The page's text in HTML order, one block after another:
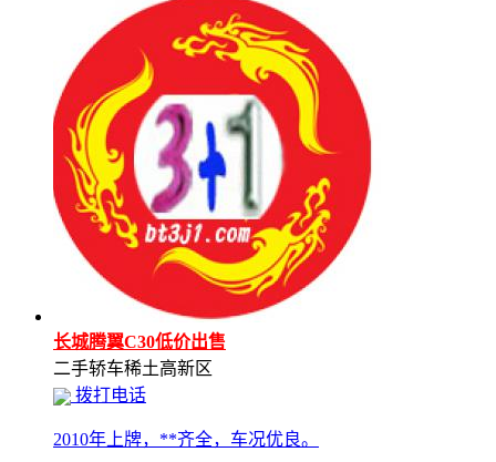
长城腾翼C30低价出售
二手轿车稀土高新区
拨打电话
2010年上牌，**齐全，车况优良。